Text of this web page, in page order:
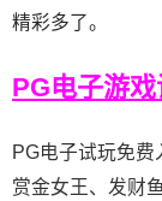
精彩多了。
PG电子游
PG电子试玩免费
赏金女王、发财